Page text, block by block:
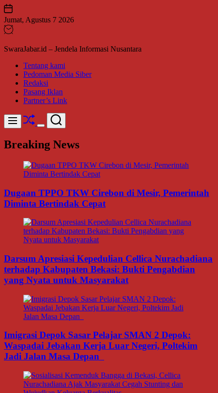
Skip
to
content
Jumat, Agustus 7 2026
SwaraJabar.id – Jendela Informasi Nusantara
Tentang kami
Pedoman Media Siber
Redaksi
Pasang Iklan
Partner’s Link
Menu Shuffle
Switch
mode
Search
Breaking News
Dugaan TPPO TKW Cirebon di Mesir, Pemerintah
Diminta Bertindak Cepat
Darsum Apresiasi Kepedulian Cellica Nurachadiana
terhadap Kabupaten Bekasi: Bukti Pengabdian
yang Nyata untuk Masyarakat
Imigrasi Depok Sasar Pelajar SMAN 2 Depok:
Waspadai Jebakan Kerja Luar Negeri, Poltekim
Jadi Jalan Masa Depan